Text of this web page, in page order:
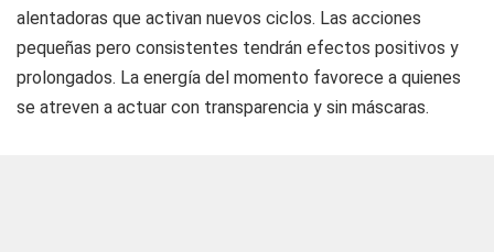
alentadoras que activan nuevos ciclos. Las acciones
pequeñas pero consistentes tendrán efectos positivos y
prolongados. La energía del momento favorece a quienes
se atreven a actuar con transparencia y sin máscaras.